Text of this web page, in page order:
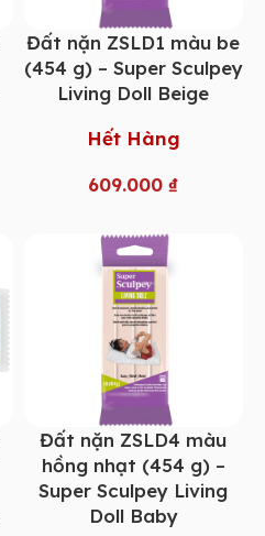
Đất nặn ZSLD1 màu be
(454 g) – Super Sculpey
Living Doll Beige
Hết Hàng
609.000₫
Đất nặn ZSLD4 màu
hồng nhạt (454 g) –
Super Sculpey Living
Doll Baby